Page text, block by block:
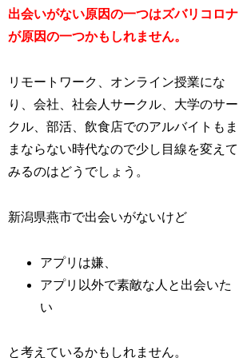
出会いがない原因の一つはズバリコロナ
が原因の一つかもしれません。
リモートワーク、オンライン授業にな
り、会社、社会人サークル、大学のサー
クル、部活、飲食店でのアルバイトもま
まならない時代なので少し目線を変えて
みるのはどうでしょう。
新潟県燕市で出会いがないけど
アプリは嫌、
アプリ以外で素敵な人と出会いた
い
と考えているかもしれません。